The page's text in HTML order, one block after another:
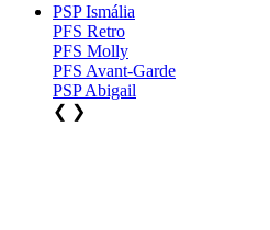
PSP Ismália
PFS Retro
PFS Molly
PFS Avant-Garde
PSP Abigail
❮ ❯